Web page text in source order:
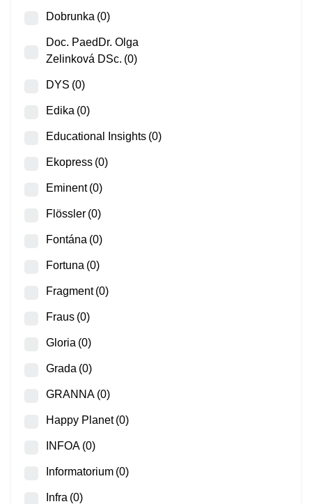
Dobrunka (0)
Doc. PaedDr. Olga
Zelinková DSc. (0)
DYS (0)
Edika (0)
Educational Insights (0)
Ekopress (0)
Eminent (0)
Flössler (0)
Fontána (0)
Fortuna (0)
Fragment (0)
Fraus (0)
Gloria (0)
Grada (0)
GRANNA (0)
Happy Planet (0)
INFOA (0)
Informatorium (0)
Infra (0)